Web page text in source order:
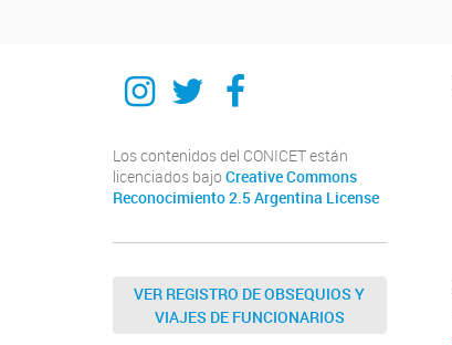
Instagram
TwitterFacebook
Los contenidos del CONICET están
licenciados bajo Creative Commons
Reconocimiento 2.5 Argentina License
VER REGISTRO DE OBSEQUIOS Y
VIAJES DE FUNCIONARIOS